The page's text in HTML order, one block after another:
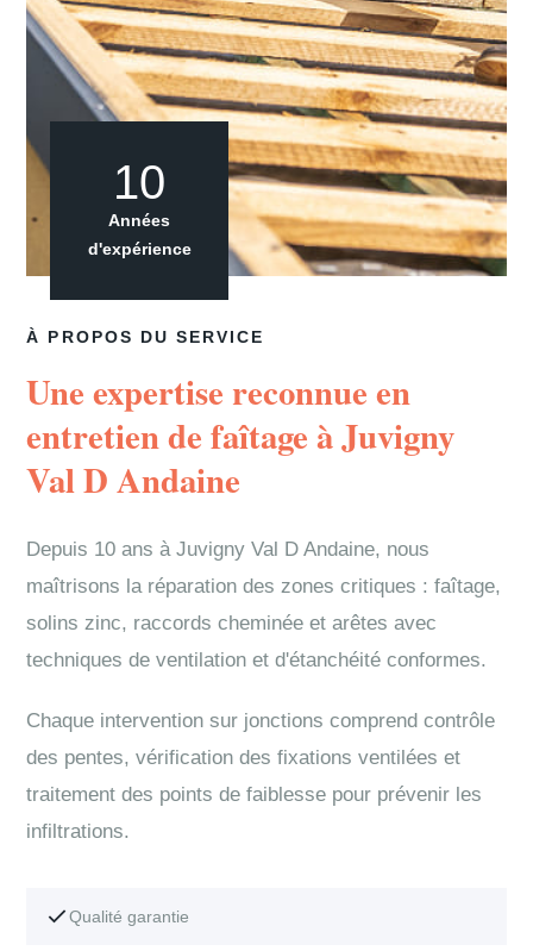
À PROPOS DU SERVICE
Une expertise reconnue en
entretien de faîtage à Juvigny
Val D Andaine
Depuis 10 ans à Juvigny Val D Andaine, nous
maîtrisons la réparation des zones critiques : faîtage,
solins zinc, raccords cheminée et arêtes avec
techniques de ventilation et d'étanchéité conformes.
Chaque intervention sur jonctions comprend contrôle
des pentes, vérification des fixations ventilées et
traitement des points de faiblesse pour prévenir les
infiltrations.
Qualité garantie
10
Années
d'expérience